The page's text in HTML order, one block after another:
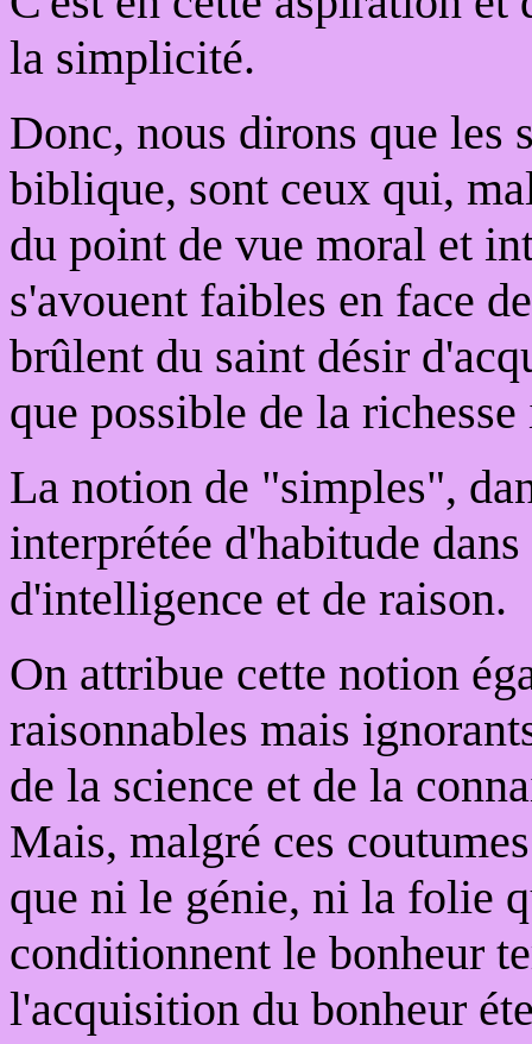
la simplicité.
Donc, nous dirons que les
biblique, sont ceux qui,
du point de vue moral et
s'avouent faibles en face
brûlent du saint désir
que possible de la
La notion de "simples",
interprétée d'habitude
d'intelligence et de raison.
On attribue cette notion
raisonnables mais
de la science et de la
Mais, malgré ces
que ni le génie, ni la folie
conditionnent le bonheur
l'acquisition du bonheur